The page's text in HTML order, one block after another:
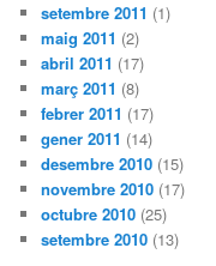
setembre 2011 (1)
maig 2011 (2)
abril 2011 (17)
març 2011 (8)
febrer 2011 (17)
gener 2011 (14)
desembre 2010 (15)
novembre 2010 (17)
octubre 2010 (25)
setembre 2010 (13)